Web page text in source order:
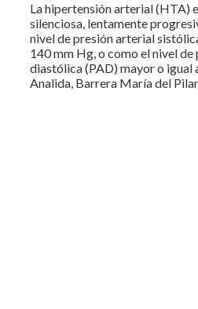
La hipertensión arterial (HTA)
silenciosa, lentamente
nivel de presión arterial
140 mm Hg, o como el nivel
diastólica (PAD) mayor o igual
Analida, Barrera María del